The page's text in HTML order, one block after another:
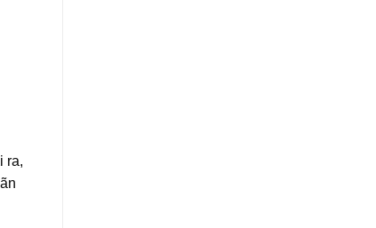
ra,